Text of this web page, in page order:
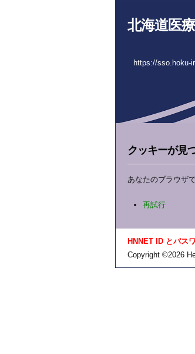
北海道医
https://sso.hoku-
クッキーが見
あなたのブラウザ
再試行
HNNET ID とパス
Copyright ©2026